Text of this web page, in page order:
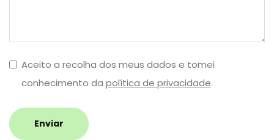
Aceito a recolha dos meus dados e tomei
conhecimento da política de privacidade.
Enviar